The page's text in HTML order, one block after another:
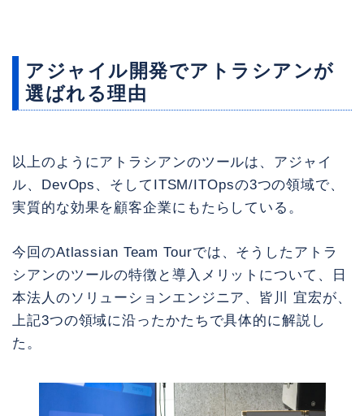
アジャイル開発でアトラシアンが
選ばれる理由
以上のようにアトラシアンのツールは、アジャイ
ル、DevOps、そしてITSM/ITOpsの3つの領域で、
実質的な効果を顧客企業にもたらしている。
今回のAtlassian Team Tourでは、そうしたアトラ
シアンのツールの特徴と導入メリットについて、日
本法人のソリューションエンジニア、皆川 宜宏が、
上記3つの領域に沿ったかたちで具体的に解説し
た。